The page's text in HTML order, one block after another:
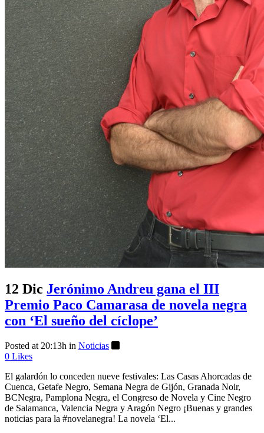
12 Dic Jerónimo Andreu gana el III
Premio Paco Camarasa de novela negra
con ‘El sueño del cíclope’
Posted at 20:13h in Noticias
0 Likes
El galardón lo conceden nueve festivales: Las Casas Ahorcadas de
Cuenca, Getafe Negro, Semana Negra de Gijón, Granada Noir,
BCNegra, Pamplona Negra, el Congreso de Novela y Cine Negro
de Salamanca, Valencia Negra y Aragón Negro ¡Buenas y grandes
noticias para la #novelanegra! La novela ‘El...